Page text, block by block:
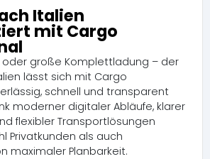
Italien
mit Cargo
oder große Komplettladung – der
lässt sich mit Cargo
schnell und transparent
moderner digitaler Abläufe, klarer
flexibler Transportlösungen
Privatkunden als auch
maximaler Planbarkeit.